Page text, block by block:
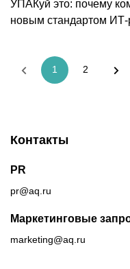
УПАКуй это: почему
новым стандартом ИТ-
1 2
Контакты
PR
pr@aq.ru
Маркетинговые
marketing@aq.ru